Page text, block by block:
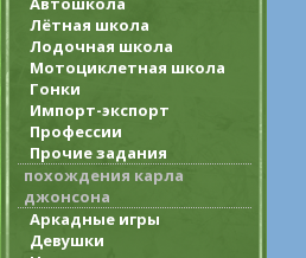
Лётная школа
Лодочная школа
Мотоциклетная школа
Гонки
Импорт-экспорт
Профессии
Прочие задания
похождения карла
джонсона
Аркадные игры
Девушки